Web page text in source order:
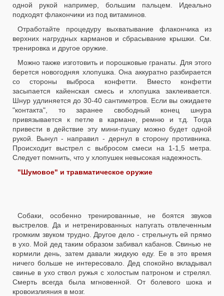
одной рукой например, большим пальцем. Идеально
подходят флакончики из под витаминов.
Отработайте процедуру выхватывание флакончика из
верхних нагрудных карманов и сбрасывание крышки. См.
тренировка и другое оружие.
Можно также изготовить и порошковые гранаты. Для этого
берется новогодняя хлопушка. Она аккуратно разбирается
со стороны выброса конфетти. Вместо конфетти
засыпается кайенская смесь и хлопушка заклеивается.
Шнур удлиняется до 30-40 сантиметров. Если вы ожидаете
"контакта", то заранее свободный конец шнура
привязывается к петле в кармане, ремню и т.д. Тогда
привести в действие эту мини-пушку можно будет одной
рукой. Вынул - направил - дернул в сторону противника.
Происходит выстрел с выбросом смеси на 1-1,5 метра.
Следует помнить, что у хлопушек невысокая надежность.
"Шумовое" и травматическое оружие
Собаки, особенно тренированные, не боятся звуков
выстрелов. Да и нетренированных напугать отвлеченным
громким звуком трудно. Другое дело - стрельнуть ей прямо
в ухо. Мой дед таким образом забивал кабанов. Свинью не
кормили день, затем давали жидкую еду. Ее в это время
ничего больше не интересовало. Дед спокойно вкладывал
свинье в ухо ствол ружья с холостым патроном и стрелял.
Смерть всегда была мгновенной. От болевого шока и
кровоизлияния в мозг.